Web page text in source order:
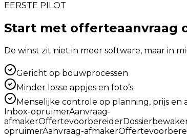
EERSTE PILOT
Start met offerteaanvraag
De winst zit niet in meer software, maar in
Gericht op bouwprocessen
Minder losse appjes en foto’s
Menselijke controle op planning, prijs en
Inbox-opruimerAanvraag-
afmakerOffertevoorbereider
opruimerAanvraag-afmaker